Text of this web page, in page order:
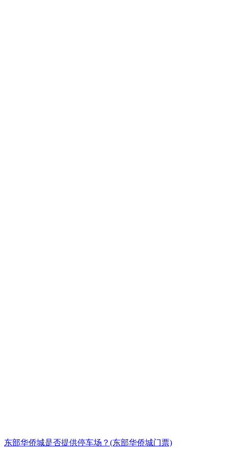
东部华侨城是否提供停车场？(东部华侨城门票)